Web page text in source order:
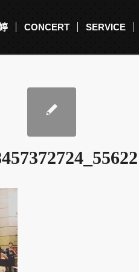
CONCERT SERVICE